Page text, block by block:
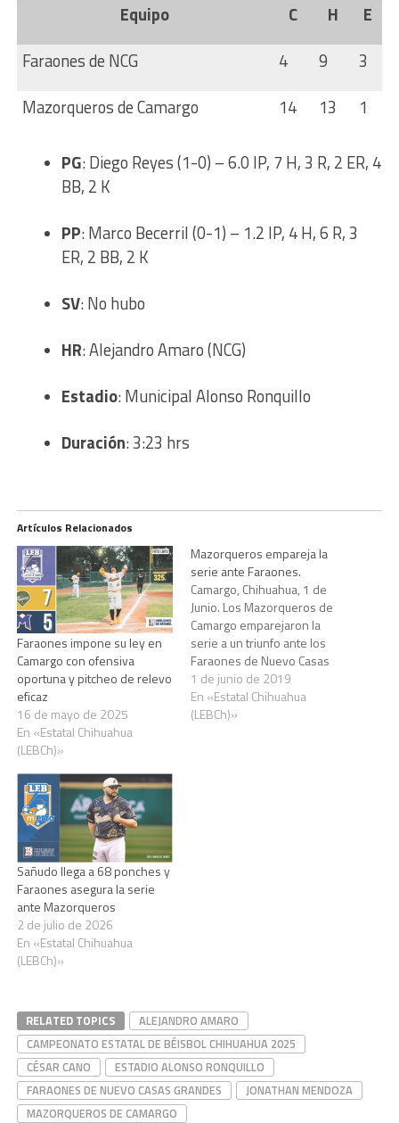
Equipo C H
E
Faraones de NCG
4 9
3
Mazorqueros de Camargo
14 13 1
PG: Diego Reyes (1-0) – 6.0 IP, 7 H, 3 R, 2 ER, 4
BB, 2 K
PP: Marco Becerril (0-1) – 1.2 IP, 4 H, 6 R, 3
ER, 2 BB, 2 K
SV: No hubo
HR: Alejandro Amaro (NCG)
Estadio: Municipal Alonso Ronquillo
Duración: 3:23 hrs
Artículos Relacionados
Faraones impone su ley en
Camargo con ofensiva
oportuna y pitcheo de relevo
eficaz
16 de mayo de 2025
En «Estatal Chihuahua
(LEBCh)»
Mazorqueros empareja la
serie ante Faraones.
Camargo, Chihuahua, 1 de
Junio. Los Mazorqueros de
Camargo emparejaron la
serie a un triunfo ante los
Faraones de Nuevo Casas
Grandes, luego de vencerlos
la noche del sábado por
pizarra final de 5-1, en duelo
1 de junio de 2019
En «Estatal Chihuahua
(LEBCh)»
Sañudo llega a 68 ponches y
Faraones asegura la serie
ante Mazorqueros
2 de julio de 2026
En «Estatal Chihuahua
(LEBCh)»
RELATED TOPICS
ALEJANDRO AMARO
CAMPEONATO ESTATAL DE BÉISBOL CHIHUAHUA 2025
CÉSAR CANO
ESTADIO ALONSO RONQUILLO
FARAONES DE NUEVO CASAS GRANDES
JONATHAN MENDOZA
MAZORQUEROS DE CAMARGO